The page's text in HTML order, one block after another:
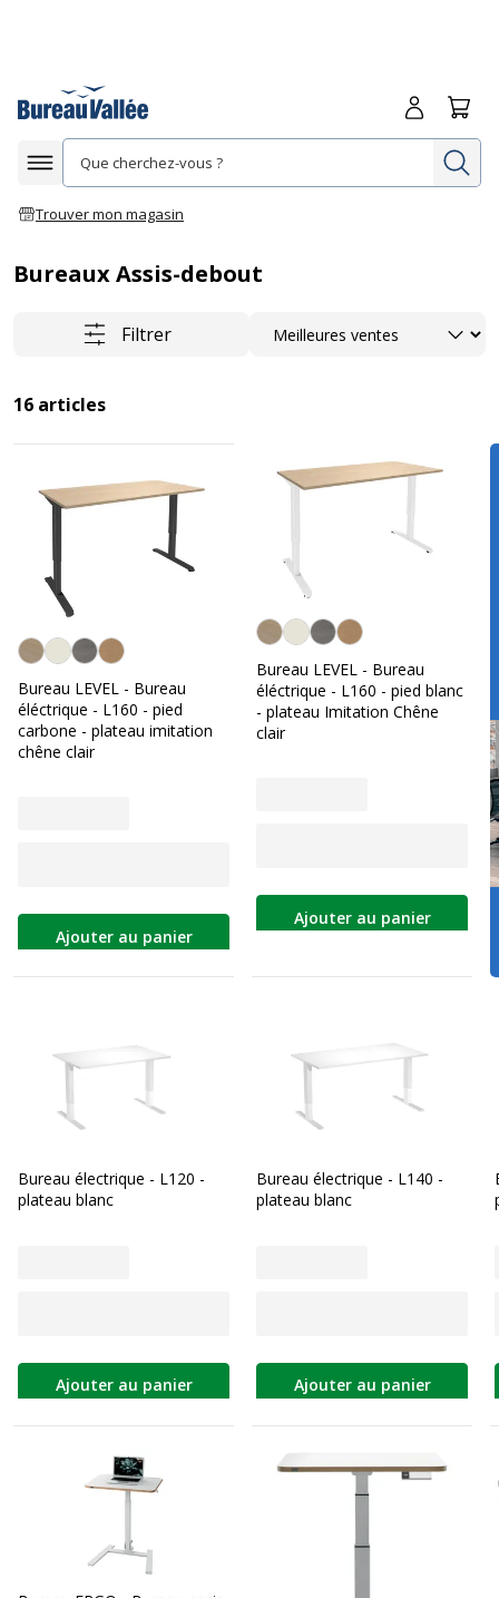
Afficher la navigation
Trouver mon magasin
Me
Bureaux Assis-debout
Filtrer Trier
16 articles
Imitation Chêne clair
Bureau LEVEL - Bureau
éléctrique - L160 - pied
carbone - plateau imitation
chêne clair
Ajouter au panier
Imitation Chêne clair
Bureau LEVEL - Bureau
éléctrique - L160 - pied blanc
- plateau Imitation Chêne
clair
Ajouter au panier
Bureau électrique - L120 -
plateau blanc
Ajouter au panier
Bureau électrique - L140 -
plateau blanc
Ajouter au panier